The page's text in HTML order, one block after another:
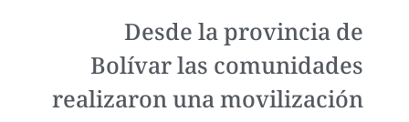
Desde la provincia de
Bolívar las comunidades
realizaron una movilización